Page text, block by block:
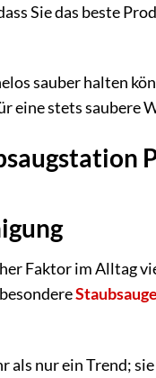
Sie das beste
sauber halten
eine stets saubere
Faktor im Alltag
nur ein Trend;